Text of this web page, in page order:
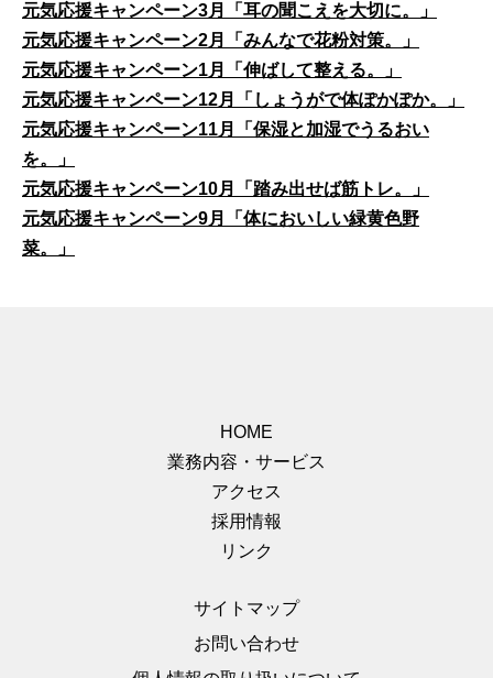
元気応援キャンペーン3月「耳の聞こえを大切に。」
元気応援キャンペーン2月「みんなで花粉対策。」
元気応援キャンペーン1月「伸ばして整える。」
元気応援キャンペーン12月「しょうがで体ぽかぽか。」
元気応援キャンペーン11月「保湿と加湿でうるおい
を。」
元気応援キャンペーン10月「踏み出せば筋トレ。」
元気応援キャンペーン9月「体においしい緑黄色野
菜。」
HOME
業務内容・サービス
アクセス
採用情報
リンク
サイトマップ
お問い合わせ